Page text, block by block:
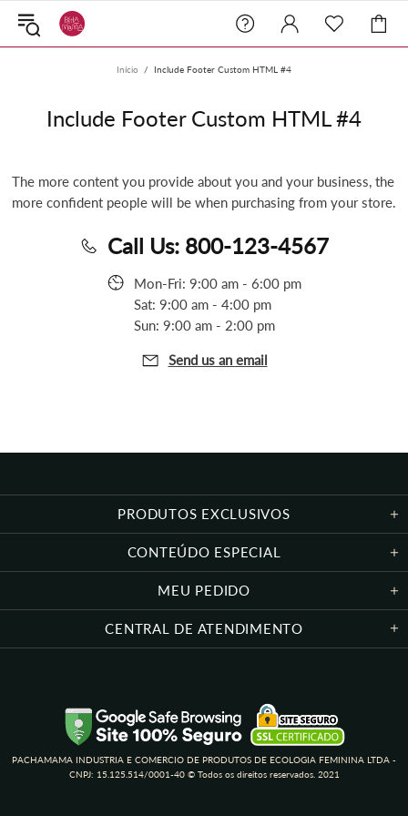
Início Include Footer Custom HTML #4
Include Footer Custom HTML #4
The more content you provide about you and your business, the
more confident people will be when purchasing from your store.
Call Us: 800-123-4567
Mon-Fri: 9:00 am - 6:00 pm
Sat: 9:00 am - 4:00 pm
Sun: 9:00 am - 2:00 pm
Send us an email
PRODUTOS EXCLUSIVOS
CONTEÚDO ESPECIAL
MEU PEDIDO
CENTRAL DE ATENDIMENTO
PACHAMAMA INDUSTRIA E COMERCIO DE PRODUTOS DE ECOLOGIA FEMININA LTDA -
CNPJ: 15.125.514/0001-40 © Todos os direitos reservados. 2021